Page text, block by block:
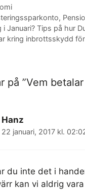
,
i Januari? Tips på hur
kring inbrottsskydd
på ”Vem
Hanz
22 januari, 2017 kl.
du inte det i
kan vi aldrig